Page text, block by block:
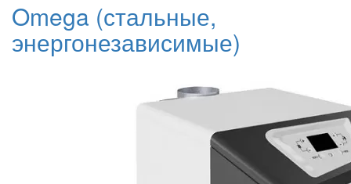
Omega (стальные,
энергонезависимые)